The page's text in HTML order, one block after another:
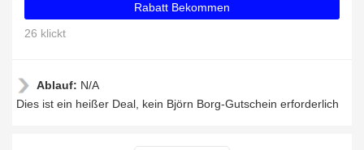
Rabatt Bekommen
26 klickt
Ablauf: N/A
Dies ist ein heißer Deal, kein Björn Borg-Gutschein erforderlich